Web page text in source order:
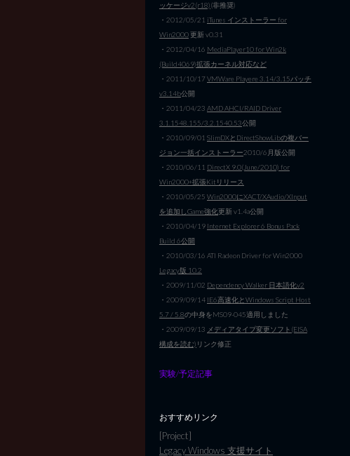
ッケージv2(r18)(非推奨)
・2012/05/21 iTunes インストーラー for
Win2000更新 v0.31
・2012/04/16 MediaPlayer10 for Win2k
(Build4069)拡張カーネル対応など
・2011/10/17VMWare Playere 3.14/3.15パッチ
v3.14b公開
・2011/04/23 AMD AHCI/RAID Driver
3.1.1548.155/3.2.1540.53公開
・2010/09/01 SlimDXとDirectShowLibの複バー
ジョン一括インストーラー2010/6月版公開
・2010/06/11 DirectX 9.0(June/2010) for
Win2000+拡張Kitリリース
・2010/05/25 Win2000にXACT/XAudio/XInput
を追加しGame強化更新 v1.4a公開
・2010/04/19 Internet Explorer 6 Bonus Pack
Build 6公開
・2010/03/16 ATI Radeon Driver for Win2000
Legacy版 10.2
・2009/11/02 Dependency Walker 日本語化v2
・2009/09/14 IE6高速化とWindows Script Host
5.7 / 5.8の中身をMS09-045適用しました
・2009/09/13 メディアタイプ変更ソフト(EISA
構成を読む) リンク修正
実験/予定記事
おすすめリンク
[Project]
Legacy Windows 支援サイト